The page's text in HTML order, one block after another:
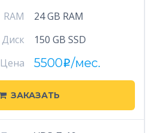
RAM
24 GB RAM
Диск
150 GB SSD
Цена
5500i/мес.
ЗАКАЗАТЬ